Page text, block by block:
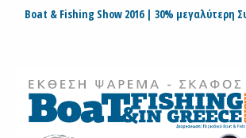
Boat & Fishing Show 2016 | 30% μεγαλύτερη